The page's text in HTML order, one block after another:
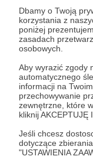
Dbamy o Twoją
korzystania z
poniżej
zasadach
osobowych.
Aby wyrazić zgody
automatycznego
informacji na
przechowywanie
zewnętrzne, które
kliknij AKCEPTUJĘ
Jeśli chcesz
dotyczące
"USTAWIENIA
najnowszy - i
muzyka